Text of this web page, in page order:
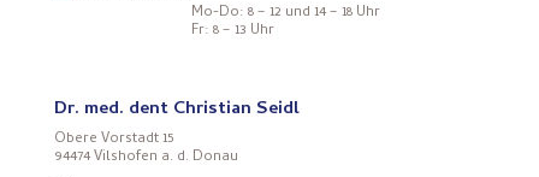
Mo-Do: 8 – 12 und 14 – 18 Uhr
Fr: 8 – 13 Uhr
Dr. med. dent Christian Seidl
Obere Vorstadt 15
94474 Vilshofen a. d. Donau